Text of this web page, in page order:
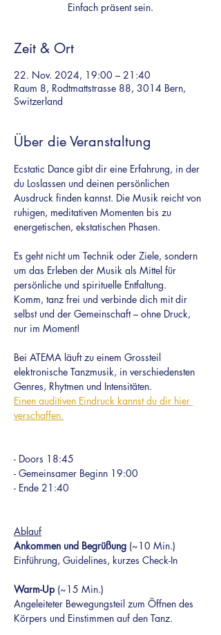
Einfach präsent sein.
Zeit & Ort
22. Nov. 2024, 19:00 – 21:40
Raum 8, Rodtmattstrasse 88, 3014 Bern,
Switzerland
Über die Veranstaltung
Ecstatic Dance gibt dir eine Erfahrung, in der
du Loslassen und deinen persönlichen
Ausdruck finden kannst. Die Musik reicht von
ruhigen, meditativen Momenten bis zu
energetischen, ekstatischen Phasen.
Es geht nicht um Technik oder Ziele, sondern
um das Erleben der Musik als Mittel für
persönliche und spirituelle Entfaltung.
Komm, tanz frei und verbinde dich mit dir
selbst und der Gemeinschaft – ohne Druck,
nur im Moment!
Bei ATEMA läuft zu einem Grossteil
elektronische Tanzmusik, in verschiedensten
Genres, Rhytmen und Intensitäten.
Einen auditiven Eindruck kannst du dir hier
verschaffen.
- Doors 18:45
- Gemeinsamer Beginn 19:00
- Ende 21:40
Ablauf
Ankommen und Begrüßung (~10 Min.)
Einführung, Guidelines, kurzes Check-In
Warm-Up (~15 Min.)
Angeleiteter Bewegungsteil zum Öffnen des
Körpers und Einstimmen auf den Tanz.